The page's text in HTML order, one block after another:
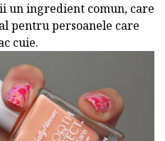
un ingredient comun, care
pentru persoanele care
cuie.